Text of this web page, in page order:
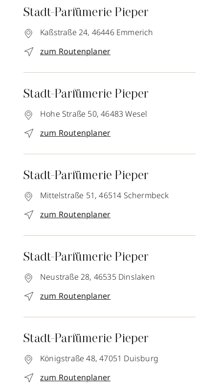
Stadt-Parfümerie Pieper
Kaßstraße 24, 46446 Emmerich
zum Routenplaner
Stadt-Parfümerie Pieper
Hohe Straße 50, 46483 Wesel
zum Routenplaner
Stadt-Parfümerie Pieper
Mittelstraße 51, 46514 Schermbeck
zum Routenplaner
Stadt-Parfümerie Pieper
Neustraße 28, 46535 Dinslaken
zum Routenplaner
Stadt-Parfümerie Pieper
Königstraße 48, 47051 Duisburg
zum Routenplaner